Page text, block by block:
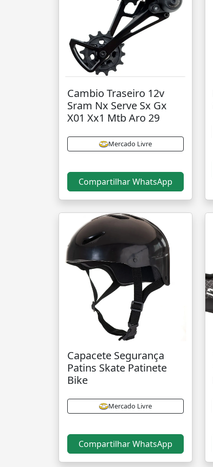
Cambio Traseiro 12v
Sram Nx Serve Sx Gx
X01 Xx1 Mtb Aro 29
Mercado Livre
Compartilhar WhatsApp
Capacete Segurança
Patins Skate Patinete
Bike
Mercado Livre
Compartilhar WhatsApp